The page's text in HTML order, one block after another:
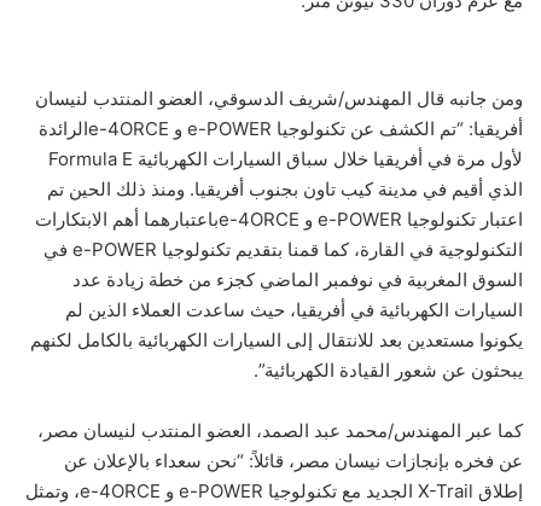
ومن جانبه قال المهندس/شريف الدسوقي، العضو المنتدب لنيسان
أفريقيا: “تم الكشف عن تكنولوجيا e-POWER و e-4ORCEالرائدة
لأول مرة في أفريقيا خلال سباق السيارات الكهربائية Formula E
الذي أقيم في مدينة كيب تاون بجنوب أفريقيا. ومنذ ذلك الحين تم
اعتبار تكنولوجيا e-POWER و e-4ORCEباعتبارهما أهم الابتكارات
التكنولوجية في القارة، كما قمنا بتقديم تكنولوجيا e-POWER في
السوق المغربية في نوفمبر الماضي كجزء من خطة زيادة عدد
السيارات الكهربائية في أفريقيا، حيث ساعدت العملاء الذين لم
يكونوا مستعدين بعد للانتقال إلى السيارات الكهربائية بالكامل لكنهم
يبحثون عن شعور القيادة الكهربائية”.
كما عبر المهندس/محمد عبد الصمد، العضو المنتدب لنيسان مصر،
عن فخره بإنجازات نيسان مصر، قائلاً: “نحن سعداء بالإعلان عن
إطلاق X-Trail الجديد مع تكنولوجيا e-POWER و e-4ORCE، وتمثل